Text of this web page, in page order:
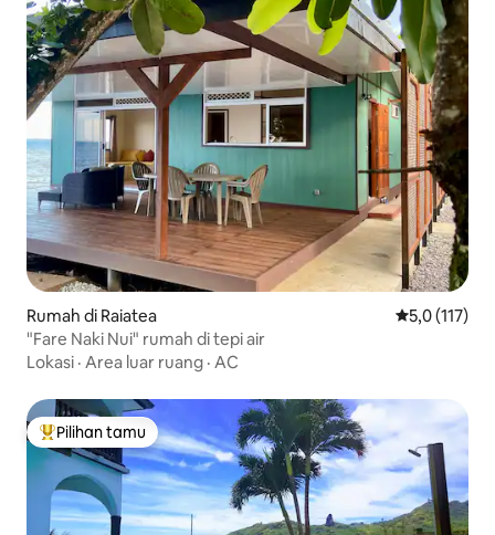
Rumah di Raiatea Nilai rata-
5,0 (117)
"Fare Naki Nui" rumah di tepi air
Lokasi · Area luar ruang · AC
Pilihan tamu terpopuler
Pilihan tamu